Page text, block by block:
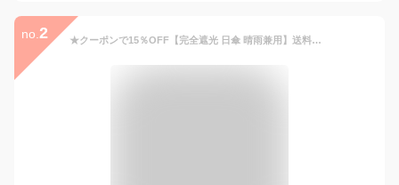
no. 2 ★クーポンで15％OFF【完全遮光 日傘 晴雨兼用】送料無料 長傘 ショート 傘 50cm 遮蔽率 遮光率100% UVカット 軽量 耐風 撥水 遮熱 涼しい 女性 レディース 1級遮光 雨傘 オシャレ 可愛い 誕生日プレゼント バンブー 母の日ギフト